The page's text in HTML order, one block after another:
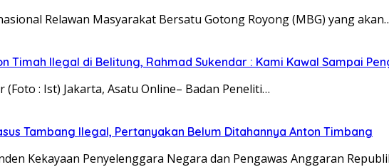
Relawan Masyarakat Bersatu Gotong Royong (MBG) yang
Timah Ilegal di Belitung, Rahmad Sukendar : Kami Kawal Sampai
(Foto : Ist) Jakarta, Asatu Online– Badan Peneliti…
Tambang Ilegal, Pertanyakan Belum Ditahannya Anton Timbang
Kekayaan Penyelenggara Negara dan Pengawas Anggaran